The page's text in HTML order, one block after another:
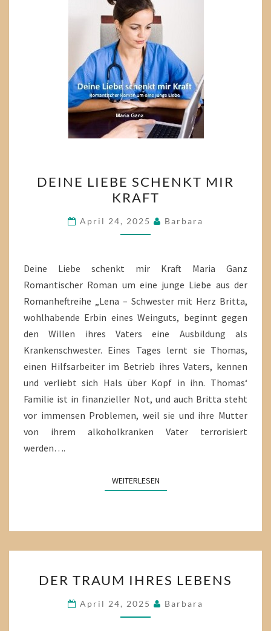
LIEBE
SCHENKT
MIR
KRAFT
DEINE LIEBE SCHENKT MIR
KRAFT
April 24, 2025 Barbara
Deine Liebe schenkt mir Kraft Maria Ganz
Romantischer Roman um eine junge Liebe aus der
Romanheftreihe „Lena – Schwester mit Herz Britta,
wohlhabende Erbin eines Weinguts, beginnt gegen
den Willen ihres Vaters eine Ausbildung als
Krankenschwester. Eines Tages lernt sie Thomas,
einen Hilfsarbeiter im Betrieb ihres Vaters, kennen
und verliebt sich Hals über Kopf in ihn. Thomas‘
Familie ist in finanzieller Not, und auch Britta steht
vor immensen Problemen, weil sie und ihre Mutter
von ihrem alkoholkranken Vater terrorisiert
werden….
WEITERLESENWEITERLESEN
TRAUM
IHRES
LEBENS
DER TRAUM IHRES LEBENS
April 24, 2025 Barbara